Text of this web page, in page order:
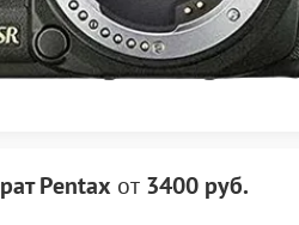
Pentax от 3400 руб.